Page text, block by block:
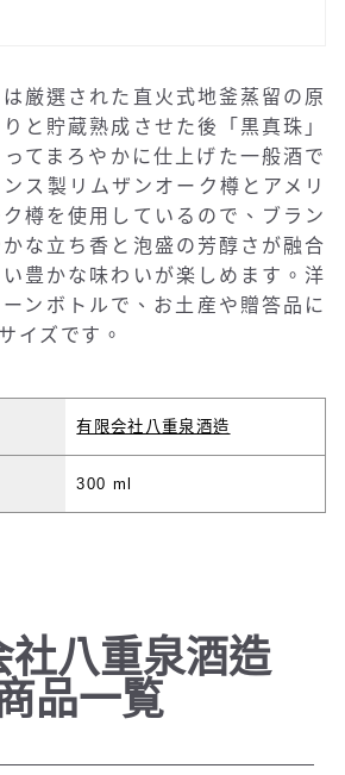
は厳選された直火式地釜蒸留の原
と貯蔵熟成させた後「黒真珠」
てまろやかに仕上げた一般酒で
ス製リムザンオーク樽とアメリ
樽を使用しているので、ブラン
な立ち香と泡盛の芳醇さが融合
豊かな味わいが楽しめます。洋
ンボトルで、お土産や贈答品に
イズです。
有限会社八重泉酒造
300 ml
社八重泉酒造
品一覧